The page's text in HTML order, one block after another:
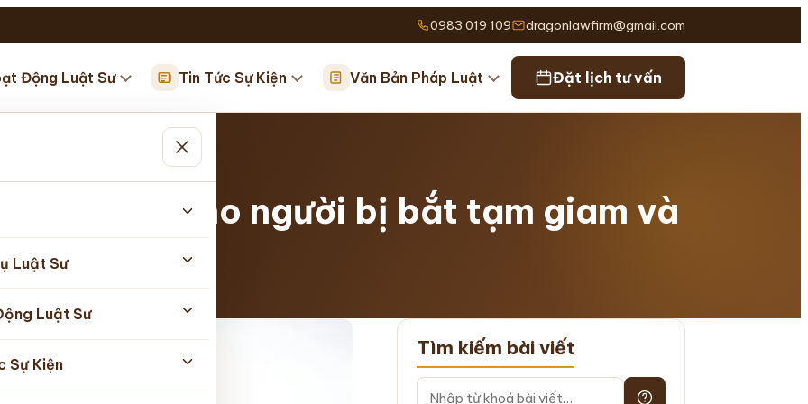
0983 019 109 dragonlawfirm@gmail.com
Động Luật Sư Tin Tức Sự Kiện Văn Bản Pháp Luật Đặt lịch tư vấn
Luật Sư
Luật Sư
Sự Kiện
chữa cho người bị bắt tạm giam và
2025
Tìm kiếm bài viết